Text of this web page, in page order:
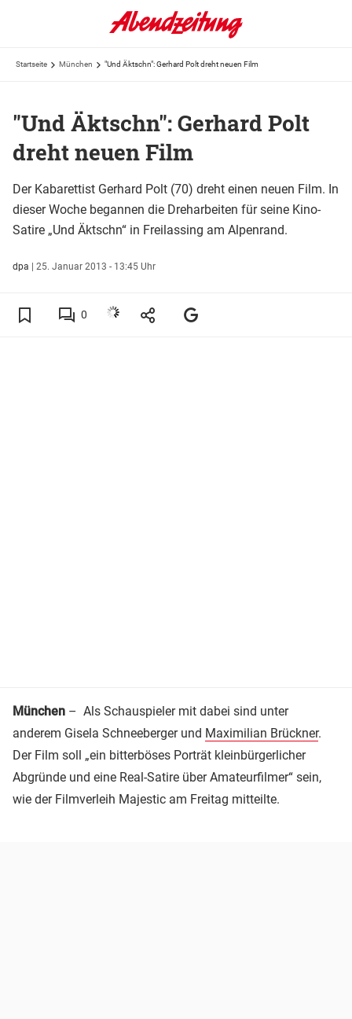
Startseite München "Und Äktschn": Gerhard Polt dreht neuen Film
"Und Äktschn": Gerhard Polt
dreht neuen Film
Der Kabarettist Gerhard Polt (70) dreht einen neuen Film. In
dieser Woche begannen die Dreharbeiten für seine Kino-
Satire „Und Äktschn“ in Freilassing am Alpenrand.
dpa | 25. Januar 2013 - 13:45 Uhr
0
München – Als Schauspieler mit dabei sind unter
anderem Gisela Schneeberger und Maximilian Brückner.
Der Film soll „ein bitterböses Porträt kleinbürgerlicher
Abgründe und eine Real-Satire über Amateurfilmer“ sein,
wie der Filmverleih Majestic am Freitag mitteilte.